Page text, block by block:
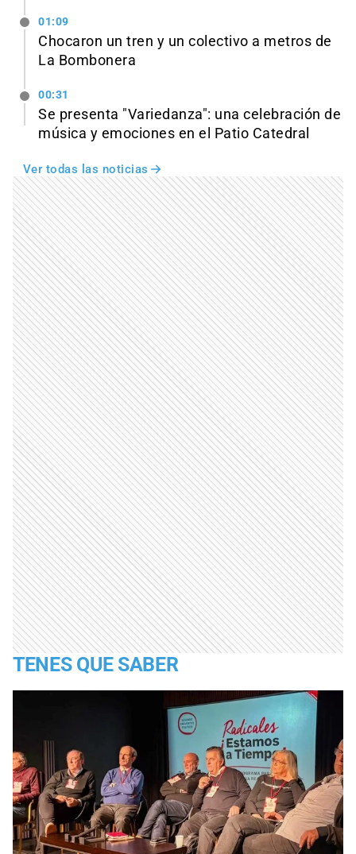
01:09
Chocaron un tren y un colectivo a metros de
La Bombonera
00:31
Se presenta "Variedanza": una celebración de
música y emociones en el Patio Catedral
Ver todas las noticias
TENES QUE SABER